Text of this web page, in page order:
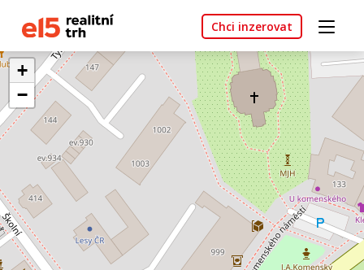
Chci inzerovat
+
−